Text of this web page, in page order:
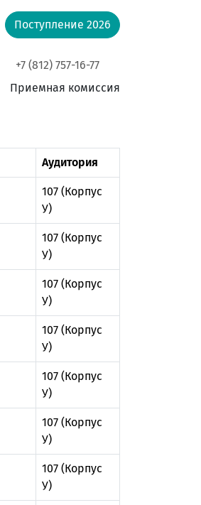
Поступление 2026
+7 (812) 757-16-77
Приемная комиссия
Аудитория
107 (Корпус
У)
107 (Корпус
У)
107 (Корпус
У)
107 (Корпус
У)
107 (Корпус
У)
107 (Корпус
У)
107 (Корпус
У)